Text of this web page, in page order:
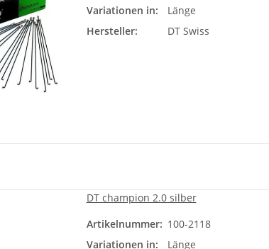
Variationen in:
Länge
Hersteller:
DT Swiss
DT champion 2.0 silber
Artikelnummer: 100-2118
Variationen in:
Länge